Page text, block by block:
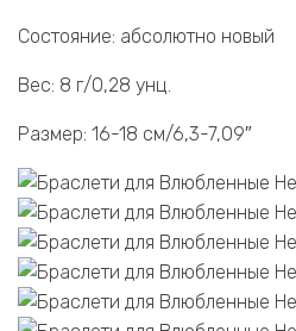
Состояние: абсолютно новый
Вес: 8 г/0,28 унц.
Размер: 16-18 см/6,3-7,09″